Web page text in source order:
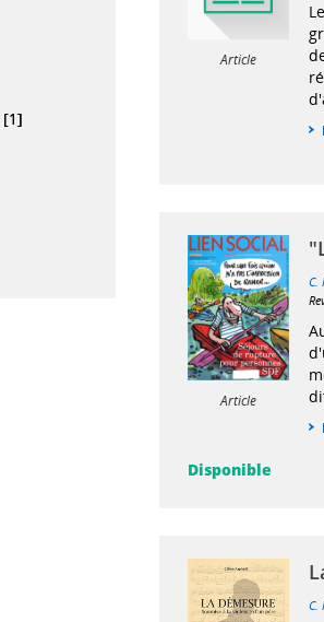
[1]
Article
Article
C.
Disponible
C.